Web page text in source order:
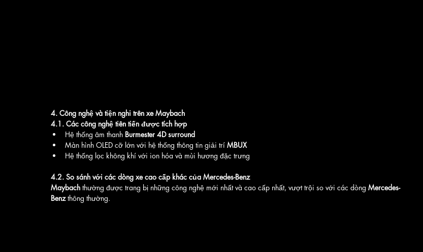
4. Công nghệ và tiện nghi trên xe Maybach
4.1. Các công nghệ tiên tiến được tích hợp
Hệ thống âm thanh Burmester 4D surround
Màn hình OLED cỡ lớn với hệ thống thông tin giải trí MBUX
Hệ thống lọc không khí với ion hóa và mùi hương đặc trưng
4.2. So sánh với các dòng xe cao cấp khác của Mercedes-Benz
Maybach thường được trang bị những công nghệ mới nhất và cao cấp nhất, vượt trội so với các dòng Mercedes-
Benz thông thường.